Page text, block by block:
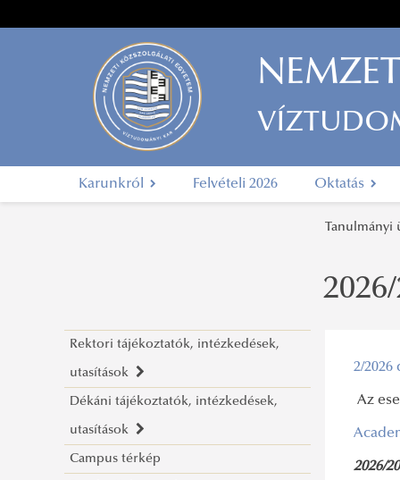
Karunkról Felvételi 2026 Oktatás
Tanulmányi
Rektori tájékoztatók, intézkedések,
utasítások
Rektori utasítások
Dékáni tájékoztatók, intézkedések,
utasítások
Dékáni tájékoztatók
Campus térkép
2/2026
Az
2026/